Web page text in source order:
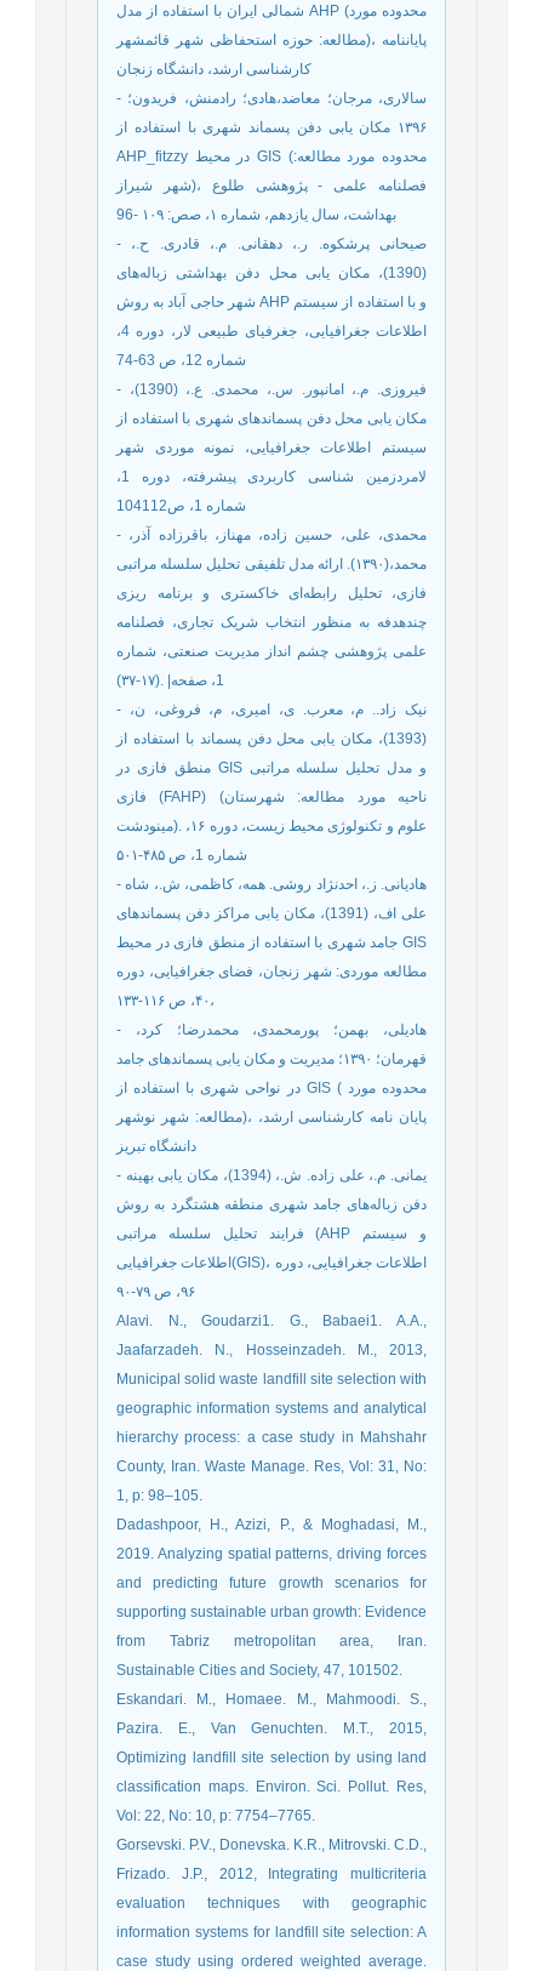
شمالی ایران با استفاده از مدل AHP (محدوده مورد
مطالعه: حوزه استحفاظی شهر قائمشهر)، پایاننامه
کارشناسی ارشد، دانشگاه زنجان
- سالاری، مرجان؛ معاضد،‌هادی؛ رادمنش، فریدون؛
۱۳۹۶ مکان یابی دفن پسماند شهری با استفاده از
AHP_fitzzy در محیط GIS (محدوده مورد مطالعه:
شهر شیراز)، فصلنامه علمی - پژوهشی طلوع
بهداشت، سال یازدهم، شماره ۱، صص: ۱۰۹ -96
- صیحانی پرشکوه. ر.، دهقانی. م.، قادری. ح.،
(1390)‌، مکان یابی محل دفن بهداشتی زباله‌های
شهر حاجی آباد به روش AHP و با استفاده از سیستم
اطلاعات جغرافیایی، جغرفیای طبیعی لار‌، دوره 4‌،
شماره 12‌، ص 63-74
- فیروزی. م.، امانپور. س.، محمدی. ع.، (1390)‌،
مکان یابی محل دفن پسماندهای شهری با استفاده از
سیستم اطلاعات جغرافیایی‌، نمونه موردی شهر
لامردزمین شناسی کاربردی پیشرفته‌، دوره 1‌،
شماره 1‌، ص104112
- محمدی، علی، حسین زاده، مهناز، باقرزاده آذر،
محمد،(۱۳۹۰). ارائه مدل تلفیقی تحلیل سلسله مراتبی
فازی، تحلیل رابطه‌ای خاکستری و برنامه ریزی
چندهدفه به منظور انتخاب شریک تجاری، فصلنامه
علمی پژوهشی چشم انداز مدیریت صنعتی، شماره
1، صفحه| .(۱۷-۳۷)
- نیک زاد.‌. م‌، معرب. ی، امیری، م، فروغی، ن،
(1393)، مکان یابی محل دفن پسماند با استفاده از
منطق فازی در GIS و مدل تحلیل سلسله مراتبی
فازی (FAHP) (ناحیه مورد مطالعه: شهرستان
مینودشت). علوم و تکنولوژی محیط زیست، دوره ۱۶،
شماره 1، ص ۴۸۵-۵۰۱
- هادیانی. ز.، احدنژاد روشی. همه، کاظمی، ش.، شاه
على اف، (1391)، مکان یابی مراکز دفن پسماندهای
جامد شهری با استفاده از منطق فازی در محیط GIS
مطالعه موردی: شهر زنجان، فضای جغرافیایی، دوره
۴۰، ص ۱۱۶-۱۳۳،
- هادیلی، بهمن؛ پورمحمدی، محمدرضا؛ کرد،
قهرمان؛ ۱۳۹۰؛ مدیریت و مکان یابی پسماندهای جامد
در نواحی شهری با استفاده از GIS ( محدوده مورد
مطالعه: شهر نوشهر)، پایان نامه کارشناسی ارشد،
دانشگاه تبریز
- یمانی. م.، علی زاده. ش.، (1394)، مکان یابی بهینه
دفن زباله‌های جامد شهری منطقه هشتگرد به روش
فرایند تحلیل سلسله مراتبی (AHP و سیستم
اطلاعات جغرافیایی(GIS)، اطلاعات جغرافیایی، دوره
۹۶، ص ۷۹-۹۰
Alavi. N., Goudarzi1. G., Babaei1. A.A.,
Jaafarzadeh. N., Hosseinzadeh. M., 2013,
Municipal solid waste landfill site selection with
geographic information systems and analytical
hierarchy process: a case study in Mahshahr
County, Iran. Waste Manage. Res, Vol: 31, No:
1, p: 98–105.
Dadashpoor, H., Azizi, P., & Moghadasi, M.,
2019. Analyzing spatial patterns, driving forces
and predicting future growth scenarios for
supporting sustainable urban growth: Evidence
from Tabriz metropolitan area, Iran.
Sustainable Cities and Society, 47, 101502.
Eskandari. M., Homaee. M., Mahmoodi. S.,
Pazira. E., Van Genuchten. M.T., 2015,
Optimizing landfill site selection by using land
classification maps. Environ. Sci. Pollut. Res,
Vol: 22, No: 10, p: 7754–7765.
Gorsevski. P.V., Donevska. K.R., Mitrovski. C.D.,
Frizado. J.P., 2012, Integrating multicriteria
evaluation techniques with geographic
information systems for landfill site selection: A
case study using ordered weighted average.